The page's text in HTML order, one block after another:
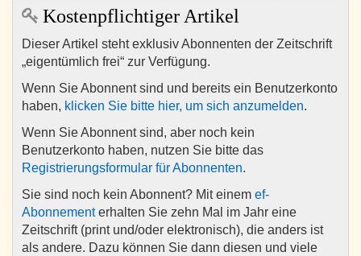
Kostenpflichtiger Artikel
Dieser Artikel steht exklusiv Abonnenten der Zeitschrift
„eigentümlich frei“ zur Verfügung.
Wenn Sie Abonnent sind und bereits ein Benutzerkonto
haben, klicken Sie bitte hier, um sich anzumelden.
Wenn Sie Abonnent sind, aber noch kein
Benutzerkonto haben, nutzen Sie bitte das
Registrierungsformular für Abonnenten.
Sie sind noch kein Abonnent? Mit einem ef-
Abonnementerhalten Sie zehn Mal im Jahr eine
Zeitschrift (print und/oder elektronisch), die anders ist
als andere. Dazu können Sie dann diesen und viele